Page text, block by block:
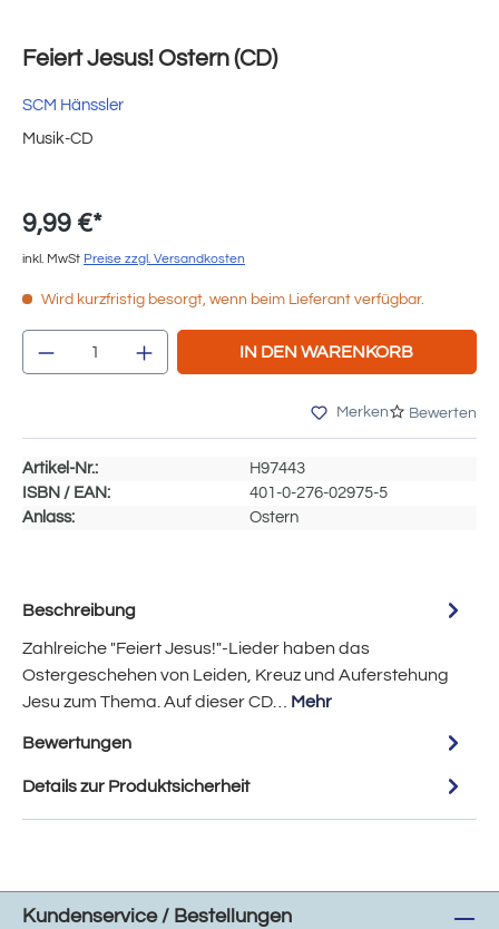
Feiert Jesus! Ostern (CD)
SCM Hänssler
Musik-CD
9,99 €*
inkl. MwSt Preise zzgl. Versandkosten
Wird kurzfristig besorgt, wenn beim Lieferant verfügbar.
Produkt Anzahl: Gib den gewünschten
IN DEN WARENKORB
Merken Bewerten
Artikel-Nr.:
H97443
ISBN / EAN:
401-0-276-02975-5
Anlass:
Ostern
Beschreibung
Zahlreiche "Feiert Jesus!"-Lieder haben das
Ostergeschehen von Leiden, Kreuz und Auferstehung
Jesu zum Thema. Auf dieser CD… Mehr
Bewertungen
Details zur Produktsicherheit
Kundenservice / Bestellungen